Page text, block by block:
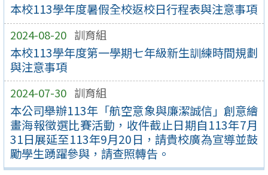
本校113學年度暑假全校返校日行程表與注意事項
2024-08-20 訓育組
本校113學年度第一學期七年級新生訓練時間規劃
與注意事項
2024-07-30 訓育組
本公司舉辦113年「航空意象與廉潔誠信」創意繪
畫海報徵選比賽活動，收件截止日期自113年7月
31日展延至113年9月20日，請貴校廣為宣導並鼓
勵學生踴躍參與，請查照轉告。